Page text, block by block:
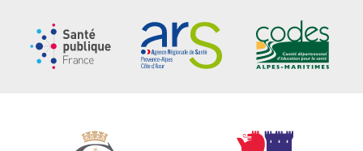
Santé publique FranceARS Paca CoDES 06
Ville de Grasse Ville de